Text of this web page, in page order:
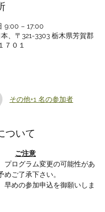
9:00 – 17:00
、〒321-3303 栃木県芳賀郡
７０１
その他+1 名の参加者
ついて
ご注意
プログラム変更の可能性があ
めご了承下さい。
早めの参加申込を御願いしま